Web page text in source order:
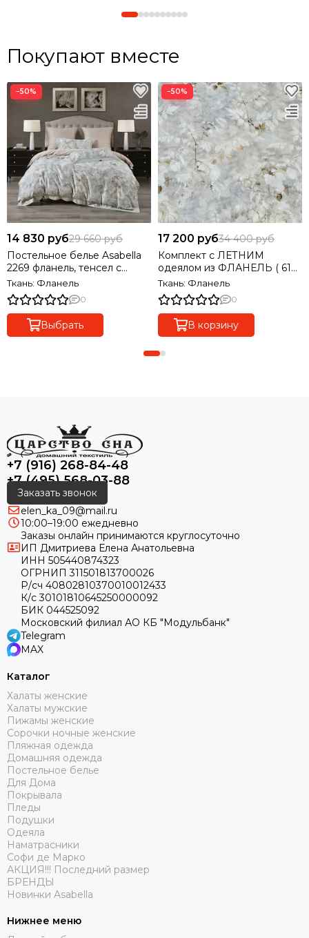
Покупают вместе
−50%
14 830 руб29 660 руб
Постельное белье Asabella
2269 фланель, тенсел с
хлопком
Ткань: Фланель
0
Выбрать
−50%
17 200 руб34 400 руб
Комплект с ЛЕТНИМ
одеялом из ФЛАНЕЛЬ ( 61
% тенсель, 39% хлолок) евро
Ткань: Фланель
0
В корзину
+7 (916) 268-84-48
+7 (495) 568-03-88
Заказать звонок
elen_ka_09@mail.ru
10:00–19:00 ежедневно
Заказы онлайн принимаются круглосуточно
ИП Дмитриева Елена Анатольевна
ИНН 505440874323
ОГРНИП 311501813700026
Р/сч 40802810370010012433
К/с 30101810645250000092
БИК 044525092
Московский филиал АО КБ "Модульбанк"
Telegram
MAX
Каталог
Халаты женские
Халаты мужские
Пижамы женские
Сорочки ночные женские
Пляжная одежда
Домашняя одежда
Постельное белье
Для Дома
Покрывала
Пледы
Подушки
Одеяла
Наматрасники
Софи де Марко
АКЦИЯ!!! Последний размер
БРЕНДЫ
Новинки Asabella
Нижнее меню